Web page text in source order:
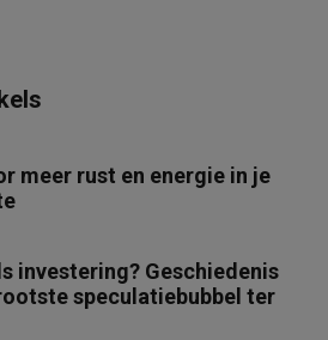
meer rust en energie in je
investering? Geschiedenis
speculatiebubbel ter